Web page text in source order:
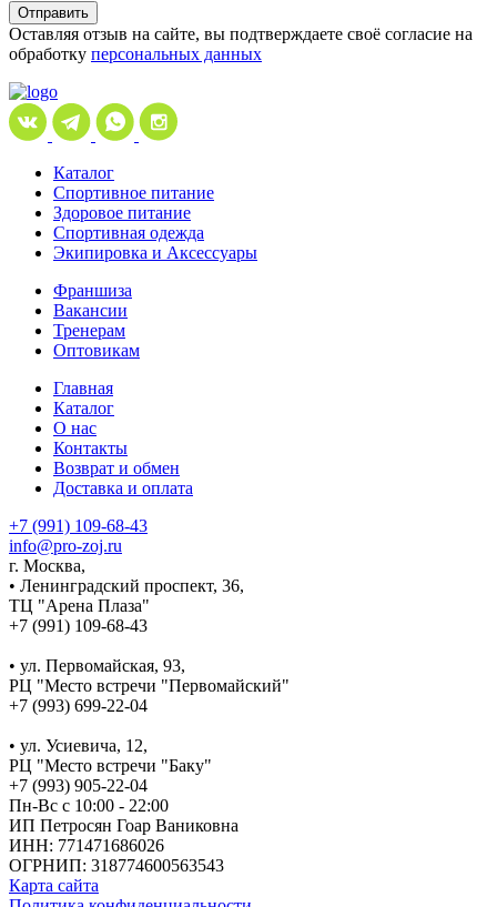
Отправить
Оставляя отзыв на сайте, вы подтверждаете своё согласие на
обработку персональных данных
Каталог
Спортивное питание
Здоровое питание
Спортивная одежда
Экипировка и Аксессуары
Франшиза
Вакансии
Тренерам
Оптовикам
Главная
Каталог
О нас
Контакты
Возврат и обмен
Доставка и оплата
+7 (991) 109-68-43
info@pro-zoj.ru
г. Москва,
• Ленинградский проспект, 36,
ТЦ "Арена Плаза"
+7 (991) 109-68-43
• ул. Первомайская, 93,
РЦ "Место встречи "Первомайский"
+7 (993) 699-22-04
• ул. Усиевича, 12,
РЦ "Место встречи "Баку"
+7 (993) 905-22-04
Пн-Вс с 10:00 - 22:00
ИП Петросян Гоар Ваниковна
ИНН: 771471686026
ОГРНИП: 318774600563543
Карта сайта